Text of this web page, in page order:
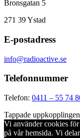
Bronsgatan 5
271 39Ystad
E-postadress
info@radioactive.se
Telefonnummer
Telefon: 0411 – 55 74
Tappade uppkopplingen
Vi använder cookies
på vår hemsida. Vi